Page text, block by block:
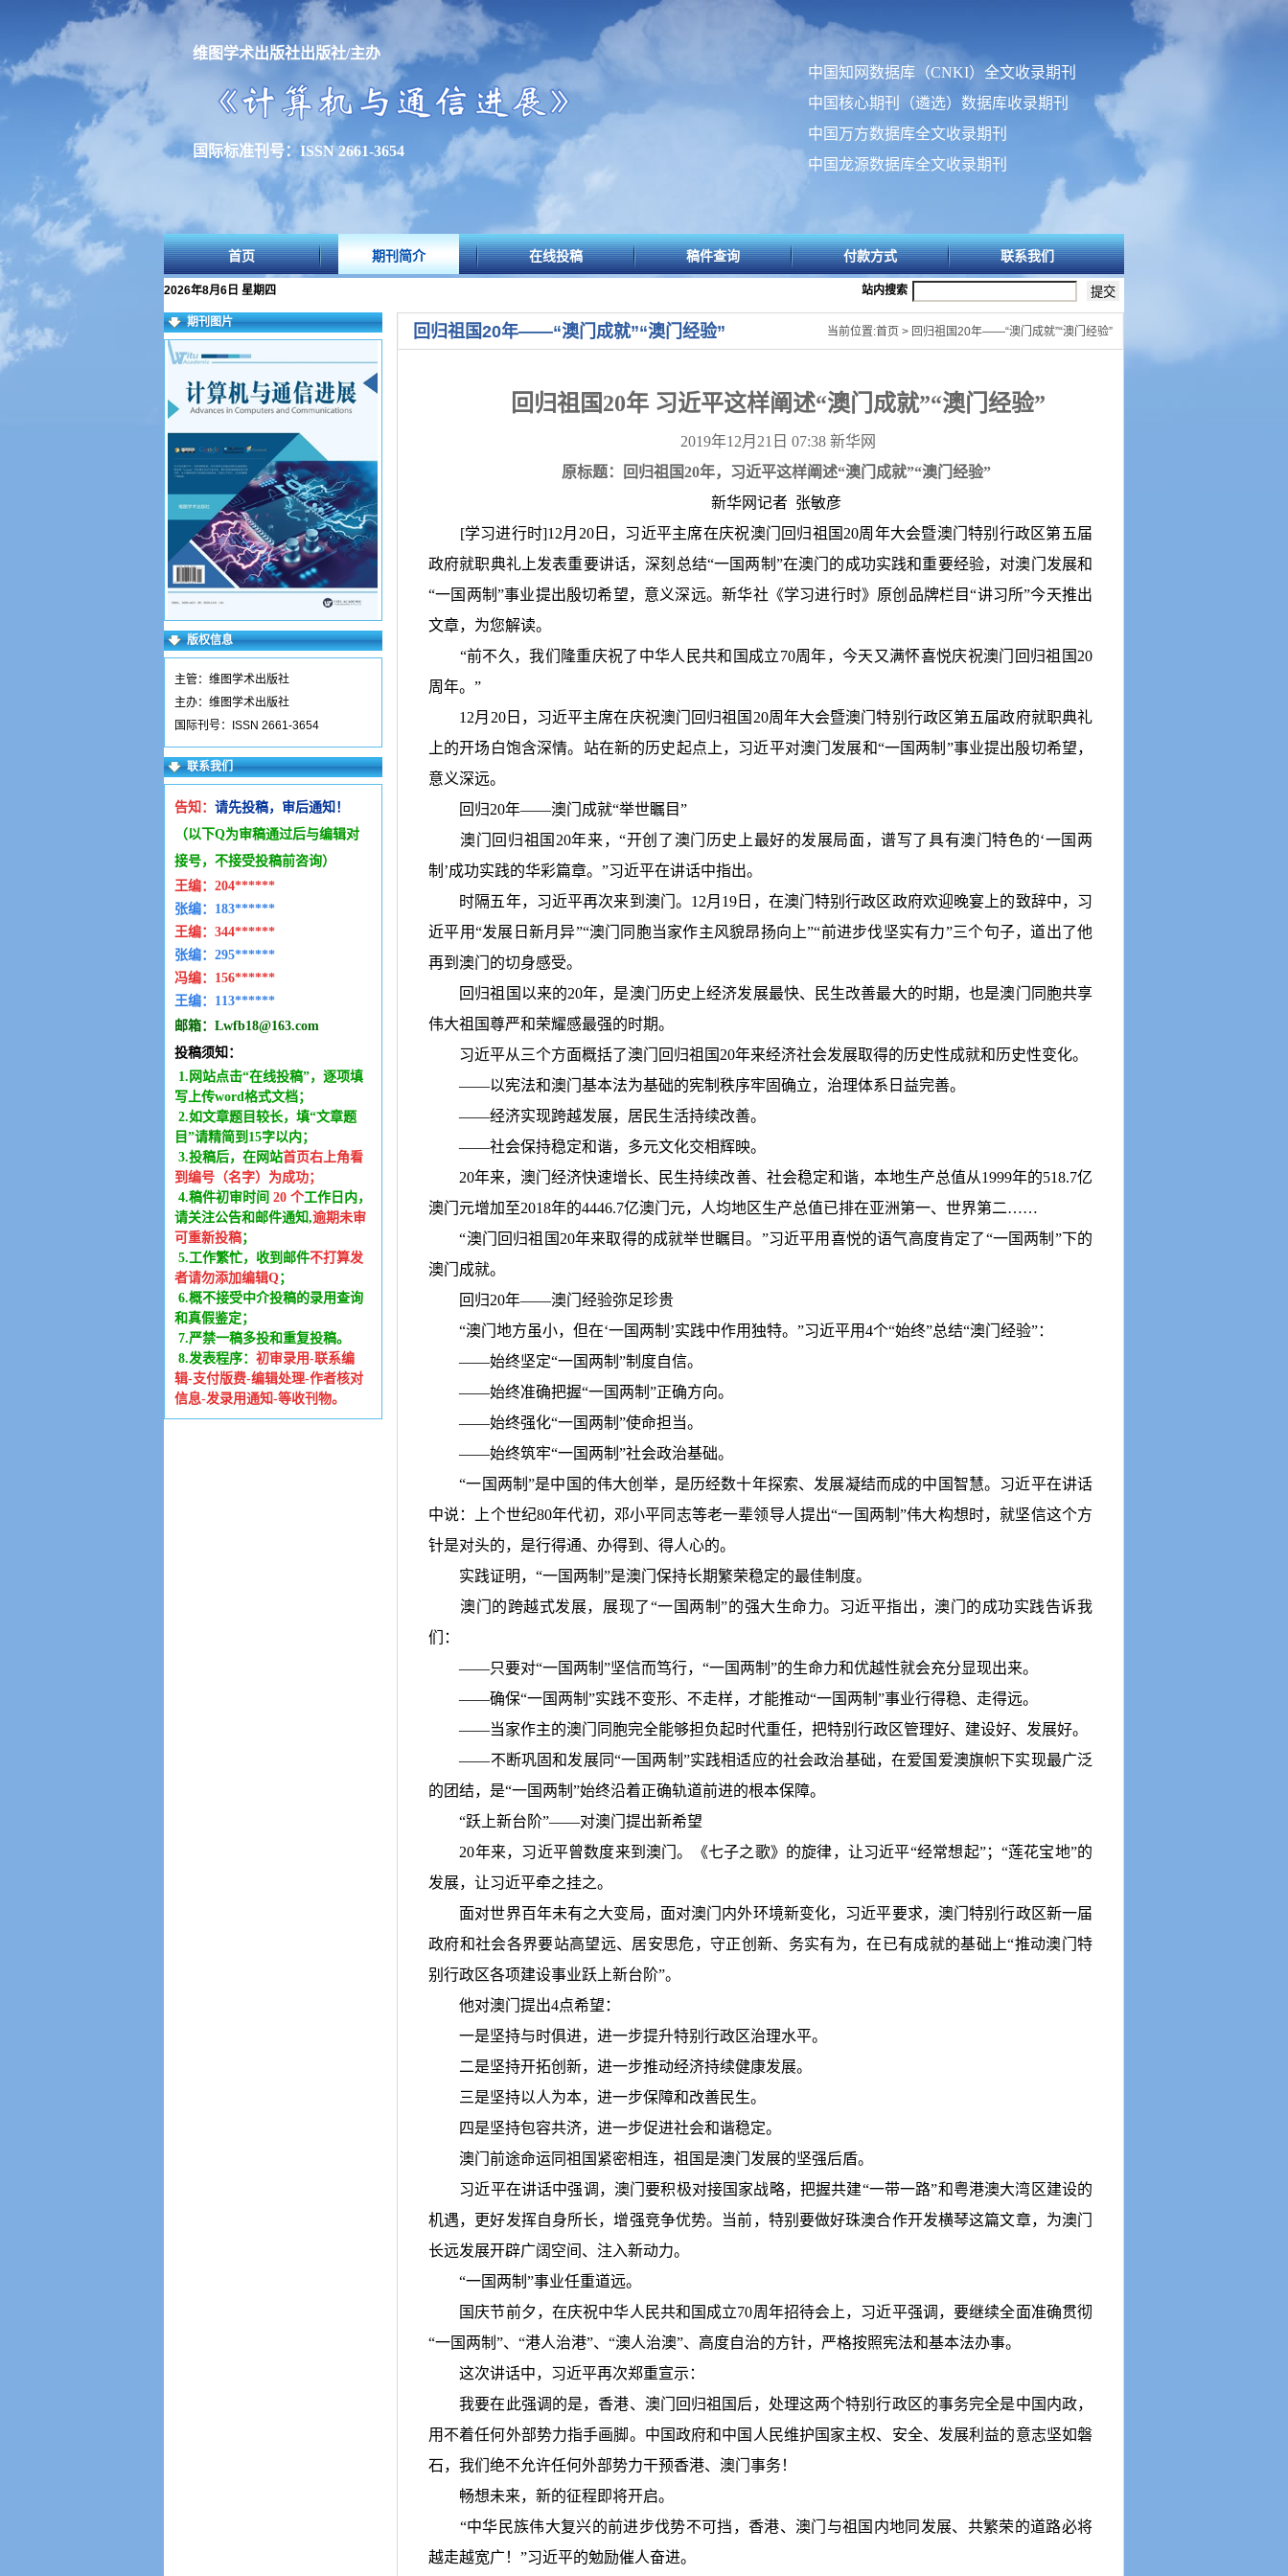
维图学术出版社出版社/主办
国际标准刊号：ISSN 2661-3654
中国知网数据库（CNKI）全文收录期刊
中国核心期刊（遴选）数据库收录期刊
中国万方数据库全文收录期刊
中国龙源数据库全文收录期刊
首页 期刊简介 在线投稿 稿件查询 付款方式 联系我们
2026年8月6日 星期四 站内搜索
期刊图片
版权信息
主管：维图学术出版社
主办：维图学术出版社
国际刊号：ISSN 2661-3654
联系我们
告知： 请先投稿，审后通知！
（以下Q为审稿通过后与编辑对
接号，不接受投稿前咨询）
王编： 204******
张编：183******
王编： 344******
张编：295******
冯编： 156******
王编： 113******
邮箱： Lwfb18@163.com
投稿须知：
1.网站点击“在线投稿”，逐项填
写上传word格式文档；
2.如文章题目较长，填“文章题
目”请精简到15字以内；
3.投稿后，在网站首页右上角看
到编号（名字）为成功；
4.稿件初审时间 20 个工作日内 ，
请关注公告和邮件通知,逾期未审
可重新投稿；
5.工作繁忙，收到邮件不打算发
者请勿添加编辑Q；
6.概不接受中介投稿的录用查询
和真假鉴定；
7.严禁一稿多投和重复投稿。
8.发表程序： 初审录用-联系编
辑-支付版费-编辑处理-作者核对
信息-发录用通知-等收刊物。
回归祖国20年——“澳门成就”“澳门经验” 当前位置:首页 > 回归祖国20年——“澳门成就”“澳门经验”
回归祖国20年 习近平这样阐述“澳门成就”“澳门经验”
2019年12月 21 日 07:38新华网
原标题：回归祖国20年，习近平这样阐述“澳门成就”“澳门经验”
新华网记者 张敏彦
[学习进行时]12月 20日，习近平主席在庆祝澳门回归祖国 20周年大会暨澳门特别行政区第五届
政府就职典礼上发表重要讲话，深刻总结“一国两制 ”在澳门的成功实践和重要经验，对澳门发展和
“一国两制”事业提出殷切希望，意义深远。新华社《学习进行时》原创品牌栏目“讲习所”今天推出
文章，为您解读。
“前不久，我们隆重庆祝了中华人民共和国成立70周年，今天又满怀喜悦庆祝澳门回归祖国 20
周年。 ”
12月 20日，习近平主席在庆祝澳门回归祖国 20周年大会暨澳门特别行政区第五届政府就职典礼
上的开场白饱含深情。站在新的历史起点上，习近平对澳门发展和“一国两制 ”事业提出殷切希望，
意义深远。
回归20年——澳门成就“举世瞩目”
澳门回归祖国 20年来，“开创了澳门历史上最好的发展局面，谱写了具有澳门特色的‘一国两
制 ’成功实践的华彩篇章。 ”习近平在讲话中指出。
时隔五年，习近平再次来到澳门。 12月 19 日，在澳门特别行政区政府欢迎晚宴上的致辞中，习
近平用“发展日新月异”“澳门同胞当家作主风貌昂扬向上”“前进步伐坚实有力”三个句子，道出了他
再到澳门的切身感受。
回归祖国以来的20年，是澳门历史上经济发展最快、民生改善最大的时期，也是澳门同胞共享
伟大祖国尊严和荣耀感最强的时期。
习近平从三个方面概括了澳门回归祖国 20年来经济社会发展取得的历史性成就和历史性变化。
——以宪法和澳门基本法为基础的宪制秩序牢固确立，治理体系日益完善。
——经济实现跨越发展，居民生活持续改善。
——社会保持稳定和谐，多元文化交相辉映。
20年来，澳门经济快速增长、民生持续改善、社会稳定和谐，本地生产总值从1999年的518.7亿
澳门元增加至2018年的4446.7亿澳门元，人均地区生产总值已排在亚洲第一、世界第二……
“澳门回归祖国 20年来取得的成就举世瞩目。 ”习近平用喜悦的语气高度肯定了“一国两制 ”下的
澳门成就。
回归20年——澳门经验弥足珍贵
“澳门地方虽小，但在‘一国两制 ’实践中作用独特。 ”习近平用4个“始终”总结“澳门经验”：
——始终坚定“一国两制 ”制度自信。
——始终准确把握“一国两制 ”正确方向。
——始终强化“一国两制 ”使命担当。
——始终筑牢“一国两制 ”社会政治基础。
“一国两制”是中国的伟大创举，是历经数十年探索、发展凝结而成的中国智慧。习近平在讲话
中说：上个世纪80年代初，邓小平同志等老一辈领导人提出“一国两制”伟大构想时，就坚信这个方
针是对头的，是行得通、办得到、得人心的。
实践证明， “一国两制 ”是澳门保持长期繁荣稳定的最佳制度。
澳门的跨越式发展，展现了“一国两制”的强大生命力。习近平指出，澳门的成功实践告诉我
们：
——只要对“一国两制 ”坚信而笃行， “一国两制 ”的生命力和优越性就会充分显现出来。
——确保“一国两制 ”实践不变形、不走样，才能推动“一国两制 ”事业行得稳、走得远。
——当家作主的澳门同胞完全能够担负起时代重任，把特别行政区管理好、建设好、发展好。
——不断巩固和发展同“一国两制 ”实践相适应的社会政治基础，在爱国爱澳旗帜下实现最广泛
的团结，是“一国两制 ”始终沿着正确轨道前进的根本保障。
“跃上新台阶”——对澳门提出新希望
20年来，习近平曾数度来到澳门。《七子之歌》的旋律，让习近平“经常想起”； “莲花宝地”的
发展，让习近平牵之挂之。
面对世界百年未有之大变局，面对澳门内外环境新变化，习近平要求，澳门特别行政区新一届
政府和社会各界要站高望远、居安思危，守正创新、务实有为，在已有成就的基础上“推动澳门特
别行政区各项建设事业跃上新台阶”。
他对澳门提出4点希望：
一是坚持与时俱进，进一步提升特别行政区治理水平。
二是坚持开拓创新，进一步推动经济持续健康发展。
三是坚持以人为本，进一步保障和改善民生。
四是坚持包容共济，进一步促进社会和谐稳定。
澳门前途命运同祖国紧密相连，祖国是澳门发展的坚强后盾。
习近平在讲话中强调，澳门要积极对接国家战略，把握共建“一带一路”和粤港澳大湾区建设的
机遇，更好发挥自身所长，增强竞争优势。当前，特别要做好珠澳合作开发横琴这篇文章，为澳门
长远发展开辟广阔空间、注入新动力。
“一国两制 ”事业任重道远。
国庆节前夕，在庆祝中华人民共和国成立70周年招待会上，习近平强调，要继续全面准确贯彻
“一国两制 ”、 “港人治港”、 “澳人治澳”、高度自治的方针，严格按照宪法和基本法办事。
这次讲话中，习近平再次郑重宣示：
我要在此强调的是，香港、澳门回归祖国后，处理这两个特别行政区的事务完全是中国内政，
用不着任何外部势力指手画脚。中国政府和中国人民维护国家主权、安全、发展利益的意志坚如磐
石，我们绝不允许任何外部势力干预香港、澳门事务！
畅想未来，新的征程即将开启。
“中华民族伟大复兴的前进步伐势不可挡，香港、澳门与祖国内地同发展、共繁荣的道路必将
越走越宽广！ ”习近平的勉励催人奋进。